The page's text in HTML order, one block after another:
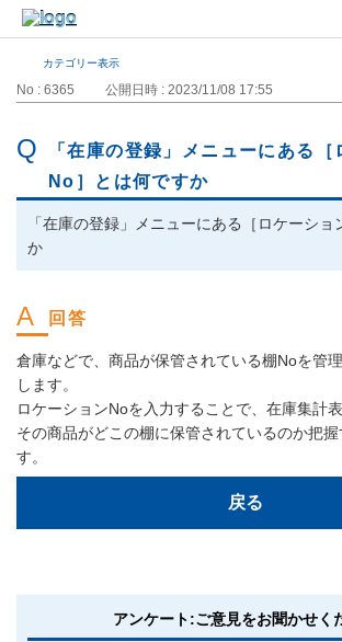
カテゴリー表示
No : 6365 公開日時 : 2023/11/08 17:55
「在庫の登録」メニューにある［
No］とは何ですか
「在庫の登録」メニューにある［ロケーショ
か
倉庫などで、商品が保管されている棚Noを管
します。
ロケーションNoを入力することで、在庫集計
その商品がどこの棚に保管されているのか把
す。
戻る
アンケート:ご意見をお聞かせく